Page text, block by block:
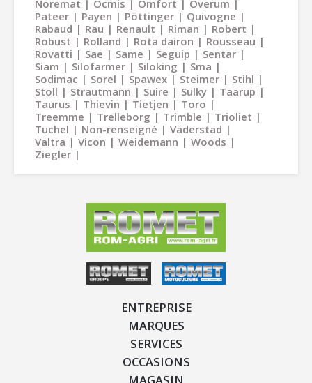
Noremat
Ocmis Omfort
Överum
Pateer
Payen Pöttinger
Quivogne
Rabaud
Rau Renault Riman
Robert
Robust
Rolland Rota dairon
Rousseau
Rovatti
Sae Same Seguip
Sentar
Siam
Silofarmer Siloking
Sma
Sodimac
Sorel Spawex Steimer
Stihl
Stoll
Strautmann Suire Sulky
Taarup
Taurus
Thievin Tietjen
Toro
Treemme
Trelleborg Trimble
Trioliet
Tuchel
Non-renseigné
Väderstad
Valtra
Vicon Weidemann
Woods
Ziegler
ENTREPRISE
MARQUES
SERVICES
OCCASIONS